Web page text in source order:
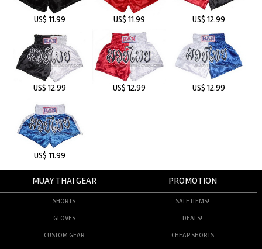
US$ 11.99 US$ 11.99 US$ 12.99
US$ 12.99 US$ 12.99 US$ 12.99
US$ 11.99
MUAY THAI GEAR
SHORTS
GLOVES
CUSTOM GEAR
PROMOTION
SALE ITEMS!
DEALS!
CHEAP SHORTS